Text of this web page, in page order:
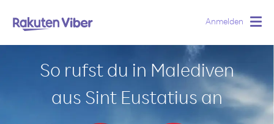
Anmelden
So rufst du in Malediven
aus Sint Eustatius an